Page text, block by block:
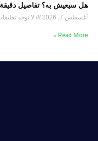
هل سيعيش به؟ تفاصيل
أغسطس 7, 2026 لا توجد
Read More »